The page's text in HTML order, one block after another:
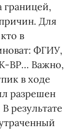
границей,
Для
в
ФГИУ,
ВР… Важно,
в ходе
разрешен
результате